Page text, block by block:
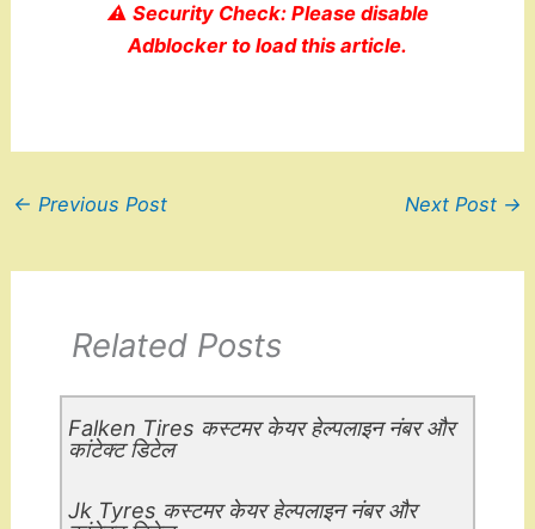
⚠️ Security Check: Please disable
Adblocker to load this article.
← Previous Post Next Post →
Related Posts
Falken Tires कस्टमर केयर हेल्पलाइन नंबर और
कांटेक्ट डिटेल
Jk Tyres कस्टमर केयर हेल्पलाइन नंबर और